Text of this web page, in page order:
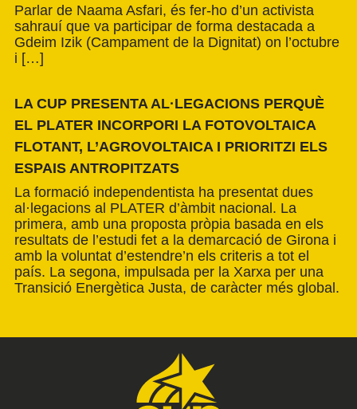
Parlar de Naama Asfari, és fer-ho d’un activista
sahrauí que va participar de forma destacada a
Gdeim Izik (Campament de la Dignitat) on l’octubre
i […]
LA CUP PRESENTA AL·LEGACIONS PERQUÈ
EL PLATER INCORPORI LA FOTOVOLTAICA
FLOTANT, L’AGROVOLTAICA I PRIORITZI ELS
ESPAIS ANTROPITZATS
La formació independentista ha presentat dues
al·legacions al PLATER d’àmbit nacional. La
primera, amb una proposta pròpia basada en els
resultats de l’estudi fet a la demarcació de Girona i
amb la voluntat d’estendre’n els criteris a tot el
país. La segona, impulsada per la Xarxa per una
Transició Energètica Justa, de caràcter més global.